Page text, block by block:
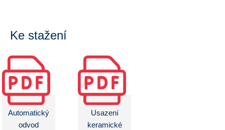
Ke stažení
Automatický
odvod
Usazení
keramické